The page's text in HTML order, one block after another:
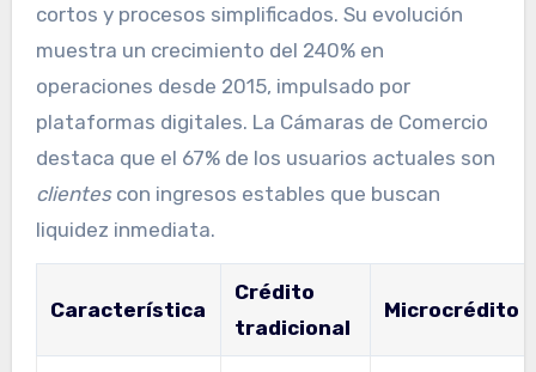
cortos y procesos simplificados. Su evolución
muestra un crecimiento del 240% en
operaciones desde 2015, impulsado por
plataformas digitales. La Cámaras de Comercio
destaca que el 67% de los usuarios actuales son
clientescon ingresos estables que buscan
liquidez inmediata.
Característica
Crédito
tradicional
Microcrédito